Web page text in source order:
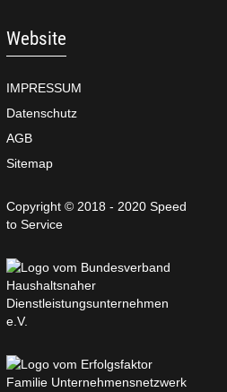
Website
IMPRESSUM
Datenschutz
AGB
Sitemap
Copyright © 2018 - 2020 Speed
to Service